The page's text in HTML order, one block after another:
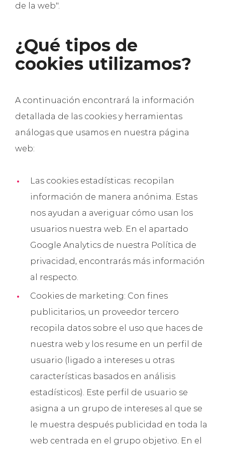
de la web".
¿Qué tipos de
cookies utilizamos?
A continuación encontrará la información
detallada de las cookies y herramientas
análogas que usamos en nuestra página
web:
Las cookies estadísticas: recopilan
información de manera anónima. Estas
nos ayudan a averiguar cómo usan los
usuarios nuestra web. En el apartado
Google Analytics de nuestra Política de
privacidad, encontrarás más información
al respecto.
Cookies de marketing: Con fines
publicitarios, un proveedor tercero
recopila datos sobre el uso que haces de
nuestra web y los resume en un perfil de
usuario (ligado a intereses u otras
características basados en análisis
estadísticos). Este perfil de usuario se
asigna a un grupo de intereses al que se
le muestra después publicidad en toda la
web centrada en el grupo objetivo. En el